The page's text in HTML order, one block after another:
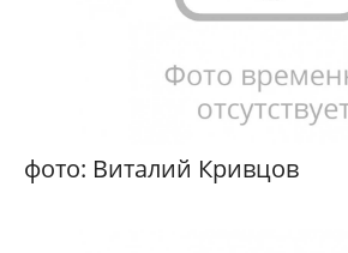
фото: Виталий Кривцов